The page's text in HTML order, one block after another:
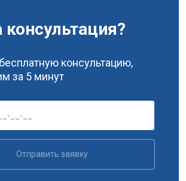
консультацию,
за 5 минут
Отправить заявку